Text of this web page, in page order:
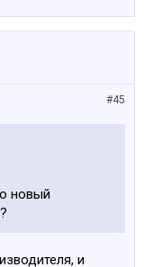
#45
новый
и